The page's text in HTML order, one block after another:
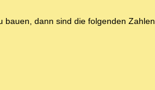
bauen, dann sind die folgenden Zahlen